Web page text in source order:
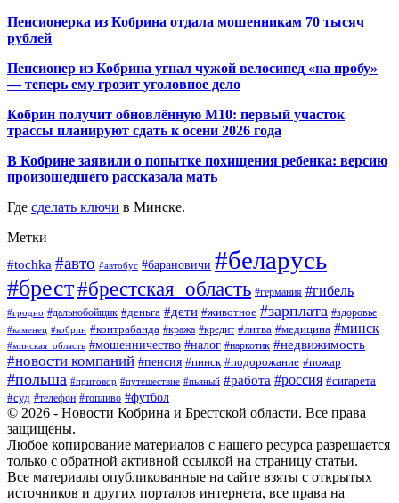
Пенсионерка из Кобрина отдала мошенникам 70 тысяч
рублей
Пенсионер из Кобрина угнал чужой велосипед «на пробу»
— теперь ему грозит уголовное дело
Кобрин получит обновлённую М10: первый участок
трассы планируют сдать к осени 2026 года
В Кобрине заявили о попытке похищения ребенка: версию
произошедшего рассказала мать
Где сделать ключи в Минске.
Метки
#tochka #авто #автобус #барановичи #беларусь
#брест#брестская_область #германия #гибель
#гродно #дальнобойщик #деньга #дети #животное #зарплата #здоровье
#каменец #кобрин #контрабанда #кража #кредит #литва #медицина #минск
#минская_область #мошенничество #налог #наркотик #недвижимость
#новости компаний #пенсия #пинск #подорожание #пожар
#польша #приговор #путешествие #пьяный #работа #россия #сигарета
#суд #телефон #топливо #футбол
© 2026 - Новости Кобрина и Брестской области. Все права
защищены.
Любое копирование материалов с нашего ресурса разрешается
только с обратной активной ссылкой на страницу статьи.
Все материалы опубликованные на сайте взяты с открытых
источников и других порталов интернета, все права на